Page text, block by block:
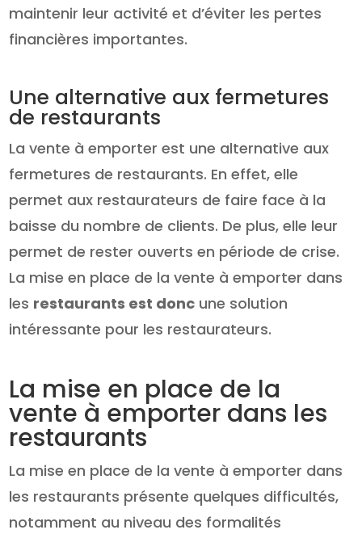
maintenir leur activité et d’éviter les pertes
financières importantes.
Une alternative aux fermetures
de restaurants
La vente à emporter est une alternative aux
fermetures de restaurants. En effet, elle
permet aux restaurateurs de faire face à la
baisse du nombre de clients. De plus, elle leur
permet de rester ouverts en période de crise.
La mise en place de la vente à emporter dans
les restaurants est donc une solution
intéressante pour les restaurateurs.
La mise en place de la
vente à emporter dans les
restaurants
La mise en place de la vente à emporter dans
les restaurants présente quelques difficultés,
notamment au niveau des formalités